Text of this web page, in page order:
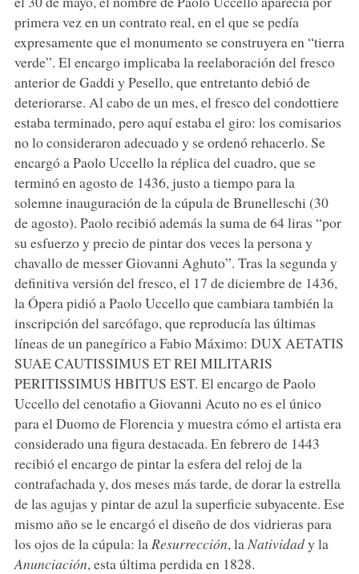
primera vez en un contrato real, en el que se pedía
expresamente que el monumento se construyera en “tierra
verde”. El encargo implicaba la reelaboración del fresco
anterior de Gaddi y Pesello, que entretanto debió de
deteriorarse. Al cabo de un mes, el fresco del condottiere
estaba terminado, pero aquí estaba el giro: los comisarios
no lo consideraron adecuado y se ordenó rehacerlo. Se
encargó a Paolo Uccello la réplica del cuadro, que se
terminó en agosto de 1436, justo a tiempo para la
solemne inauguración de la cúpula de Brunelleschi (30
de agosto). Paolo recibió además la suma de 64 liras “por
su esfuerzo y precio de pintar dos veces la persona y
chavallo de messer Giovanni Aghuto”. Tras la segunda y
definitiva versión del fresco, el 17 de diciembre de 1436,
la Ópera pidió a Paolo Uccello que cambiara también la
inscripción del sarcófago, que reproducía las últimas
líneas de un panegírico a Fabio Máximo: DUX AETATIS
SUAE CAUTISSIMUS ET REI MILITARIS
PERITISSIMUS HBITUS EST. El encargo de Paolo
Uccello del cenotafio a Giovanni Acuto no es el único
para el Duomo de Florencia y muestra cómo el artista era
considerado una figura destacada. En febrero de 1443
recibió el encargo de pintar la esfera del reloj de la
contrafachada y, dos meses más tarde, de dorar la estrella
de las agujas y pintar de azul la superficie subyacente. Ese
mismo año se le encargó el diseño de dos vidrieras para
los ojos de la cúpula: la Resurrección, la Natividady la
Anunciación, esta última perdida en 1828.